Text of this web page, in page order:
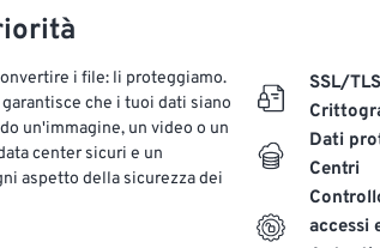
i file: li proteggiamo.
che i tuoi dati siano
un'immagine, un video o un
center sicuri e un
aspetto della sicurezza dei
SSL/TLS
Dati
Centri
accessi